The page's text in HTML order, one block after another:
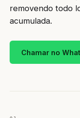
removendo todo
acumulada.
Chamar no